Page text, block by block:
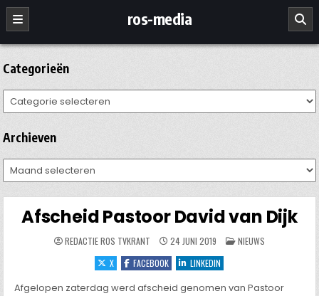
Ga
naar
de
inhoud
ros-media
Categorieën
Categorieën
Archieven
Archieven
Afscheid Pastoor David van Dijk
REDACTIE ROS TVKRANT 24 JUNI 2019 GEPLAATST
IN
NIEUWS
X
FACEBOOK LINKEDIN
Afgelopen zaterdag werd afscheid genomen van Pastoor